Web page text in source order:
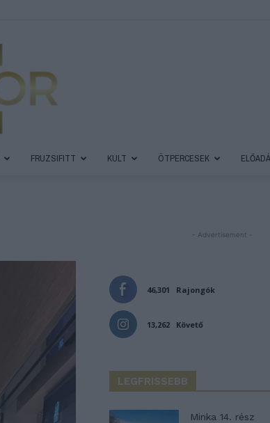
FRUZSIFITT KULT ÖTPERCESEK
- Advertisement -
46,301 Rajongók
13,262 Követő
LEGFRISSEBB
Minka 14. rész